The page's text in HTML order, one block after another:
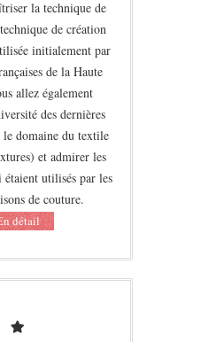
la technique de
de création
initialement par
de la Haute
allez également
des dernières
le domaine du textile
et admirer les
utilisés par les
de couture.
détail